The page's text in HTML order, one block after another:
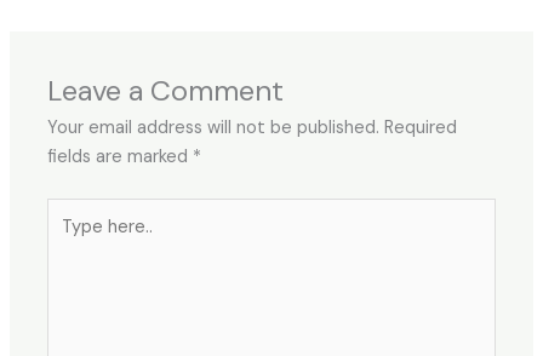
Leave a Comment
Your email address will not be published. Required
fields are marked *
here..